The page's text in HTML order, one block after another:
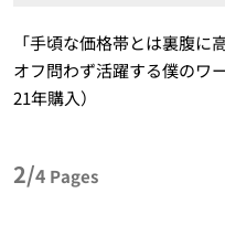
「手頃な価格帯とは裏腹
オフ問わず活躍する僕のワ
21年購入）
2/4 Pages